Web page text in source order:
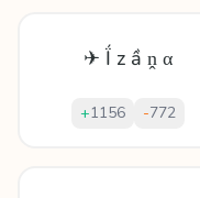
✈ Ḯ z ầ ṋ α
+1156 -772